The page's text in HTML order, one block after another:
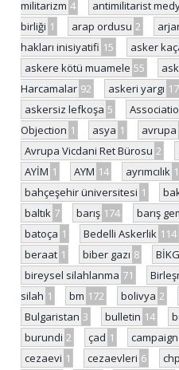
militarizm 4 antimilitarist
birliği 1 arap ordusu 2
hakları inisiyatifi 15 asker
askere kötü muamele 55
Harcamalar 92 askeri yargı 17
askersiz lefkoşa 5
Objection 1 asya 1 avrupa
Avrupa Vicdani Ret Bürosu 2
AYİM 1 AYM 14 ayrımcılık 1
bahçeşehir üniversitesi 1
baltık 7 barış 174 barış
batoça 1 Bedelli Askerlik 114
beraat 1 biber gazı 8 BİKG
bireysel silahlanma 71
silah 1 bm 172 bolivya 2
Bulgaristan 3 bulletin 14
burundi 2 çad 1 campaign
cezaevi 1 cezaevleri 6 chp